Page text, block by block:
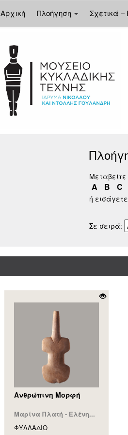
Αρχική Πλοήγηση Σχετικά –
A
B C
ή
Σε σειρά:
Ανθρώπινη Μορφή
Μαρίνα Πλατή - Ελένη...
ΦΥΛΛAΔΙΟ